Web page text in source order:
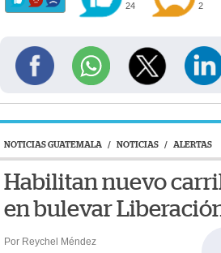
24 2
NOTICIAS GUATEMALA / NOTICIAS / ALERTAS
Habilitan nuevo
en bulevar
Por Reychel Méndez